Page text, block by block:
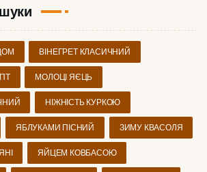
ВІНЕГРЕТ КЛАСИЧНИЙ
МОЛОЦІ ЯЄЦЬ
НІЖНІСТЬ КУРКОЮ
ЯБЛУКАМИ ПІСНИЙ ЗИМУ КВАСОЛЯ
ЯЙЦЕМ КОВБАСОЮ